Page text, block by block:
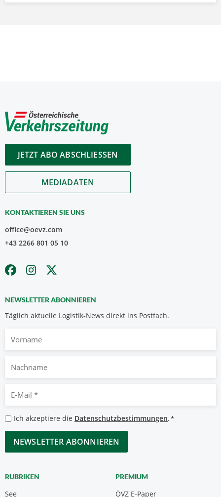
JETZT ABO ABSCHLIESSEN
MEDIADATEN
KONTAKTIEREN SIE UNS
office@oevz.com
+43 2266 801 05 10
NEWSLETTER ABONNIEREN
Täglich aktuelle Logistik-News direkt ins Postfach.
Nachname
Mail
*
Datenschutzbestimmungen
*
Ich akzeptiere die Datenschutzbestimmungen.*
CAPTCHA
RUBRIKEN
See
PREMIUM
ÖVZ E-Paper